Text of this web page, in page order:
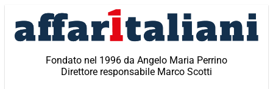
contenuto
Fondato nel 1996 da Angelo Maria Perrino
Direttore responsabile Marco Scotti